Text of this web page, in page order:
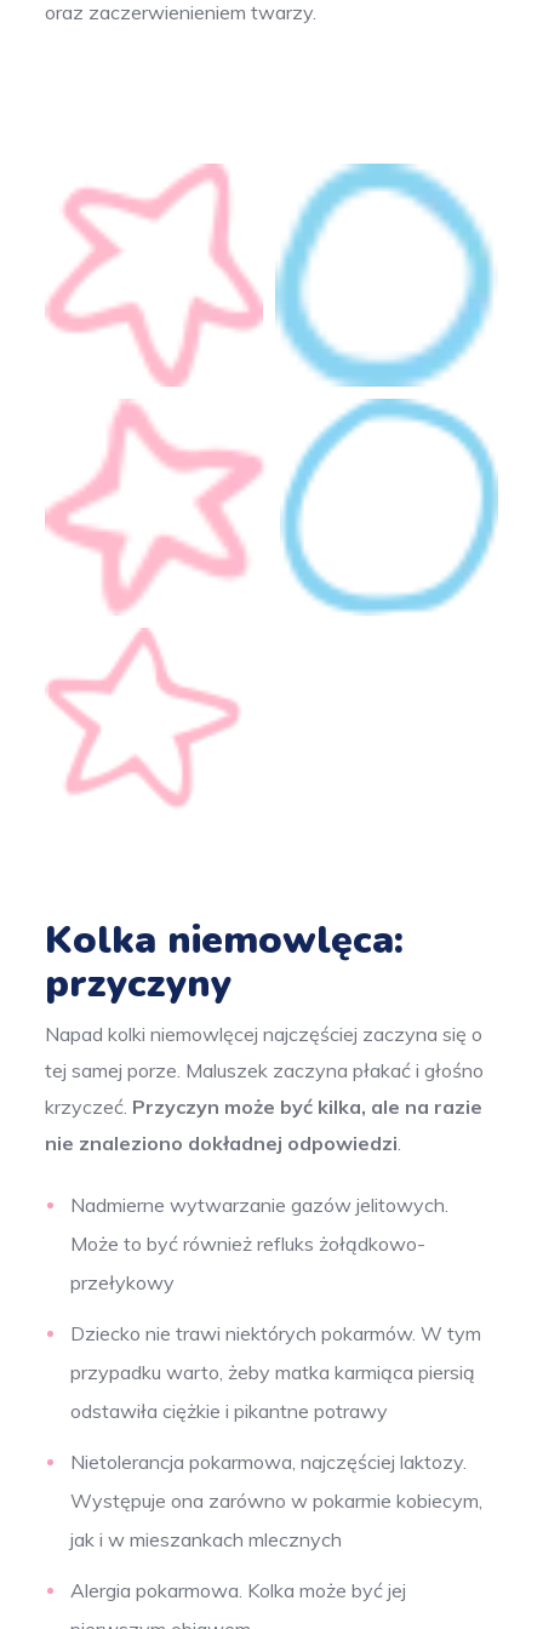
oraz zaczerwienieniem twarzy.
Kolka niemowlęca:
przyczyny
Napad kolki niemowlęcej najczęściej zaczyna się o
tej samej porze. Maluszek zaczyna płakać i głośno
krzyczeć. Przyczyn może być kilka, ale na razie
nie znaleziono dokładnej odpowiedzi.
Nadmierne wytwarzanie gazów jelitowych.
Może to być również refluks żołądkowo-
przełykowy
Dziecko nie trawi niektórych pokarmów. W tym
przypadku warto, żeby matka karmiąca piersią
odstawiła ciężkie i pikantne potrawy
Nietolerancja pokarmowa, najczęściej laktozy.
Występuje ona zarówno w pokarmie kobiecym,
jak i w mieszankach mlecznych
Alergia pokarmowa. Kolka może być jej